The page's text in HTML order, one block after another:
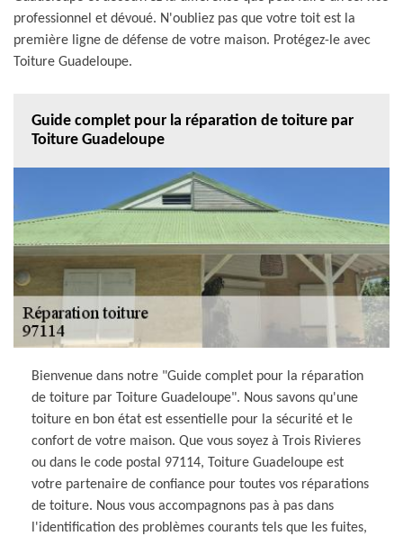
professionnel et dévoué. N'oubliez pas que votre toit est la
première ligne de défense de votre maison. Protégez-le avec
Toiture Guadeloupe.
Guide complet pour la réparation de toiture par
Toiture Guadeloupe
Bienvenue dans notre "Guide complet pour la réparation
de toiture par Toiture Guadeloupe". Nous savons qu'une
toiture en bon état est essentielle pour la sécurité et le
confort de votre maison. Que vous soyez à Trois Rivieres
ou dans le code postal 97114, Toiture Guadeloupe est
votre partenaire de confiance pour toutes vos réparations
de toiture. Nous vous accompagnons pas à pas dans
l'identification des problèmes courants tels que les fuites,